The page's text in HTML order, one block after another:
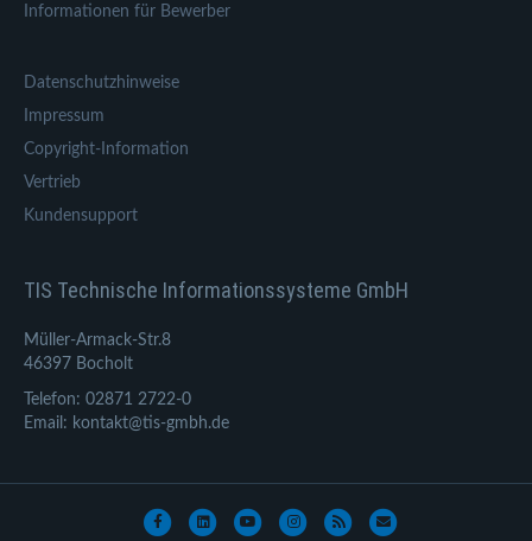
Informationen für Bewerber
Datenschutzhinweise
Impressum
Copyright-Information
Vertrieb
Kundensupport
TIS Technische Informationssysteme GmbH
Müller-Armack-Str.8
46397 Bocholt
Telefon: 02871 2722-0
Email: kontakt@tis-gmbh.de
FacebookLinkedinYoutubeInstagram
Rss Email